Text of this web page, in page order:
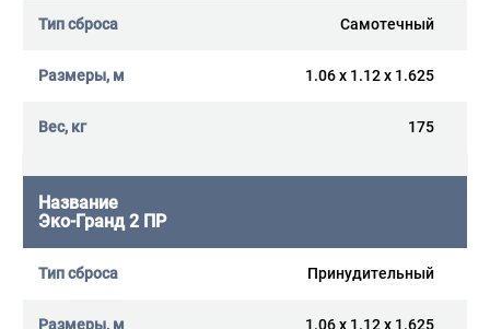
Самотечный
1.06 x 1.12 x 1.625
175
Эко-Гранд 2 ПР
Принудительный
1.06 x 1.12 x 1.625